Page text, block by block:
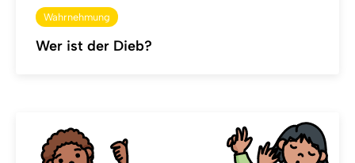
Wahrnehmung
Wer ist der Dieb?